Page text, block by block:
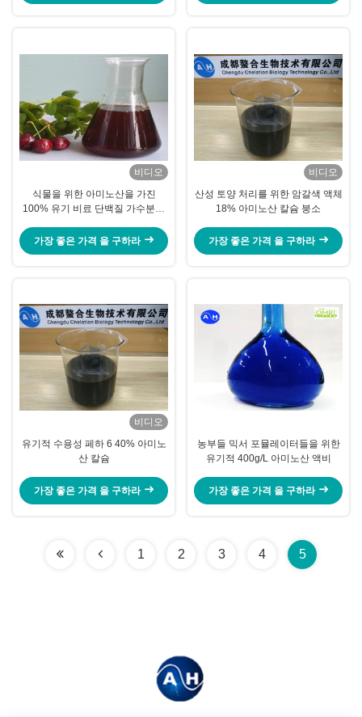
비디오
식물을 위한 아미노산을 가진
100% 유기 비료 단백질 가수분해
가장 좋은 가격 을 구하라
비디오
산성 토양 처리를 위한 암갈색 액체
18% 아미노산 칼슘 붕소
가장 좋은 가격 을 구하라
비디오
유기적 수용성 페하 6 40% 아미노
산 칼슘
가장 좋은 가격 을 구하라
농부들 믹서 포뮬레이터들을 위한
유기적 400g/L 아미노산 액비
가장 좋은 가격 을 구하라
1 2 3 4 5